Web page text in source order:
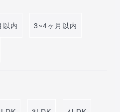
以内 3~4ヶ月以内